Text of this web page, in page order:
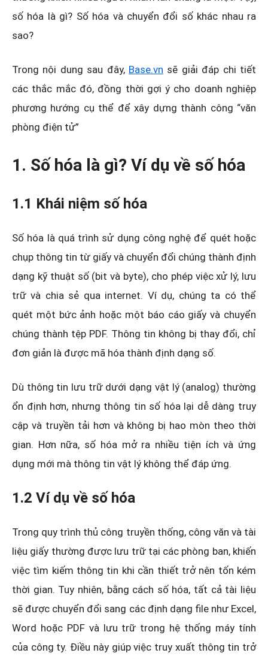
số hóa là gì? Số hóa và chuyển đổi số khác nhau ra
sao?
Trong nội dung sau đây, Base.vn sẽ giải đáp chi tiết
các thắc mắc đó, đồng thời gợi ý cho doanh nghiệp
phương hướng cụ thể để xây dựng thành công “văn
phòng điện tử”
1. Số hóa là gì? Ví dụ về số hóa
1.1 Khái niệm số hóa
Số hóa là quá trình sử dụng công nghệ để quét hoặc
chụp thông tin từ giấy và chuyển đổi chúng thành định
dạng kỹ thuật số (bit và byte), cho phép việc xử lý, lưu
trữ và chia sẻ qua internet. Ví dụ, chúng ta có thể
quét một bức ảnh hoặc một báo cáo giấy và chuyển
chúng thành tệp PDF. Thông tin không bị thay đổi, chỉ
đơn giản là được mã hóa thành định dạng số.
Dù thông tin lưu trữ dưới dạng vật lý (analog) thường
ổn định hơn, nhưng thông tin số hóa lại dễ dàng truy
cập và truyền tải hơn và không bị hao mòn theo thời
gian. Hơn nữa, số hóa mở ra nhiều tiện ích và ứng
dụng mới mà thông tin vật lý không thể đáp ứng.
1.2 Ví dụ về số hóa
Trong quy trình thủ công truyền thống, công văn và tài
liệu giấy thường được lưu trữ tại các phòng ban, khiến
việc tìm kiếm thông tin khi cần thiết trở nên tốn kém
thời gian. Tuy nhiên, bằng cách số hóa, tất cả tài liệu
sẽ được chuyển đổi sang các định dạng file như Excel,
Word hoặc PDF và lưu trữ trong hệ thống máy tính
của công ty. Điều này giúp việc truy xuất thông tin trở